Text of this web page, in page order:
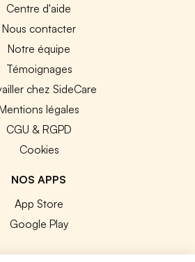
Centre d'aide
Nous contacter
Notre équipe
Témoignages
chez SideCare
légales
CGU & RGPD
Cookies
NOS APPS
App Store
Google Play